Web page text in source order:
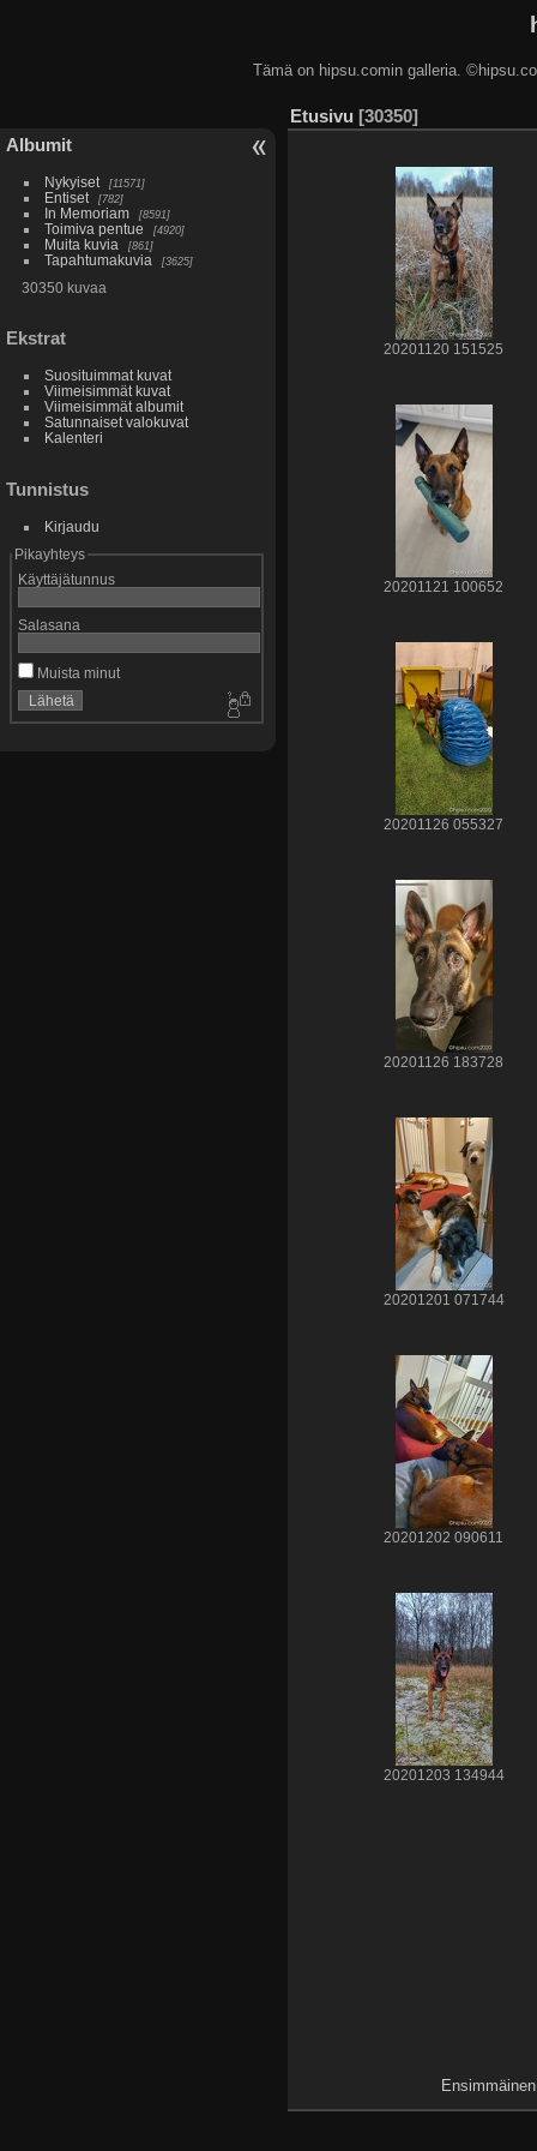
Tämä on hipsu.comin galleria.
Albumit
Nykyiset 11571
Entiset 782
In Memoriam 8591
Toimiva pentue 4920
Muita kuvia 861
Tapahtumakuvia 3625
30350 kuvaa
Ekstrat
Suosituimmat kuvat
Viimeisimmät kuvat
Viimeisimmät albumit
Satunnaiset valokuvat
Kalenteri
Tunnistus
Kirjaudu
Pikayhteys
Käyttäjätunnus
Salasana
Muista minut
Etusivu 30350
20201120 151525
20201121 100652
20201126 055327
20201126 183728
20201201 071744
20201202 090611
20201203 134944
Ensimmäinen